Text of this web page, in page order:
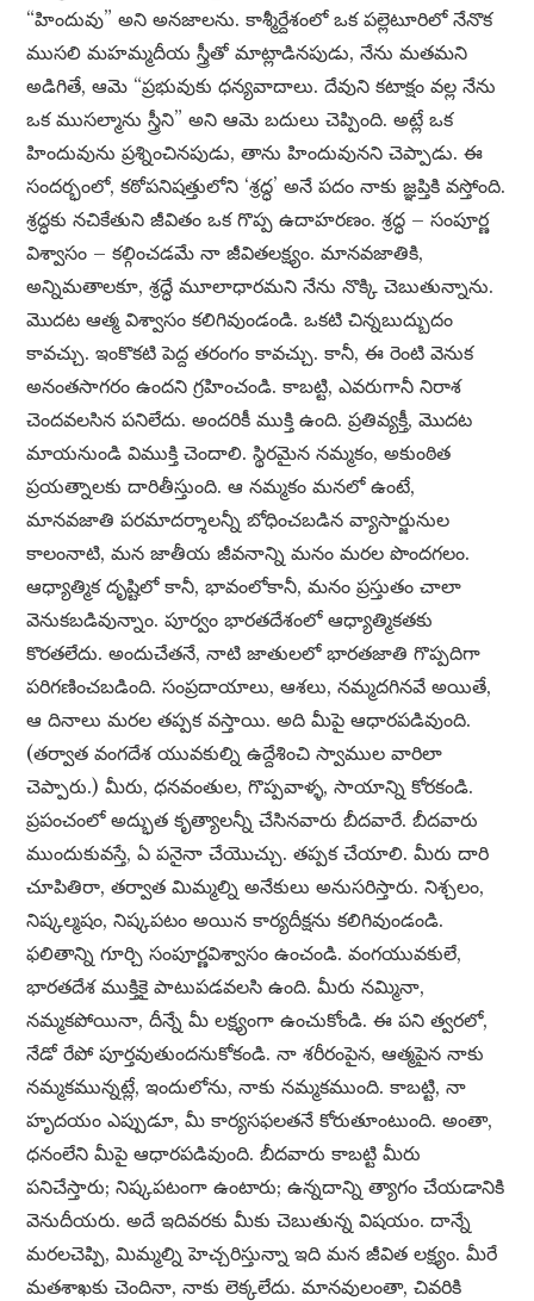
“హిందువు” అని అనజాలను. కాశ్మీర్దేశంలో ఒక పల్లెటూరిలో నేనొక
ముసలి మహమ్మదీయ స్త్రీతో మాట్లాడినపుడు, నేను మతమని
అడిగితే, ఆమె “ప్రభువుకు ధన్యవాదాలు. దేవుని కటాక్షం వల్ల నేను
ఒక ముసల్మాను స్త్రీని” అని ఆమె బదులు చెప్పింది. అట్లే ఒక
హిందువును ప్రశ్నించినపుడు, తాను హిందువునని చెప్పాడు. ఈ
సందర్భంలో, కఠోపనిషత్తులోని ‘శ్రద్ధ’ అనే పదం నాకు జ్ఞప్తికి వస్తోంది.
శ్రద్ధకు నచికేతుని జీవితం ఒక గొప్ప ఉదాహరణం. శ్రద్ధ – సంపూర్ణ
విశ్వాసం – కల్గించడమే నా జీవితలక్ష్యం. మానవజాతికి,
అన్నిమతాలకూ, శ్రద్ధే మూలాధారమని నేను నొక్కి చెబుతున్నాను.
మొదట ఆత్మ విశ్వాసం కలిగివుండండి. ఒకటి చిన్నబుద్బుదం
కావచ్చు. ఇంకొకటి పెద్ద తరంగం కావచ్చు. కానీ, ఈ రెంటి వెనుక
అనంతసాగరం ఉందని గ్రహించండి. కాబట్టి, ఎవరుగానీ నిరాశ
చెందవలసిన పనిలేదు. అందరికీ ముక్తి ఉంది. ప్రతివ్యక్తీ, మొదట
మాయనుండి విముక్తి చెందాలి. స్థిరమైన నమ్మకం, అకుంఠిత
ప్రయత్నాలకు దారితీస్తుంది. ఆ నమ్మకం మనలో ఉంటే,
మానవజాతి పరమాదర్శాలన్నీ బోధించబడిన వ్యాసార్జునుల
కాలంనాటి, మన జాతీయ జీవనాన్ని మనం మరల పొందగలం.
ఆధ్యాత్మిక దృష్టిలో కానీ, భావంలోకానీ, మనం ప్రస్తుతం చాలా
వెనుకబడివున్నాం. పూర్వం భారతదేశంలో ఆధ్యాత్మికతకు
కొరతలేదు. అందుచేతనే, నాటి జాతులలో భారతజాతి గొప్పదిగా
పరిగణించబడింది. సంప్రదాయాలు, ఆశలు, నమ్మదగినవే అయితే,
ఆ దినాలు మరల తప్పక వస్తాయి. అది మీపై ఆధారపడివుంది.
(తర్వాత వంగదేశ యువకుల్ని ఉద్దేశించి స్వాముల వారిలా
చెప్పారు.) మీరు, ధనవంతుల, గొప్పవాళ్ళ, సాయాన్ని కోరకండి.
ప్రపంచంలో అద్భుత కృత్యాలన్నీ చేసినవారు బీదవారే. బీదవారు
ముందుకువస్తే, ఏ పనైనా చేయొచ్చు. తప్పక చేయాలి. మీరు దారి
చూపితిరా, తర్వాత మిమ్మల్ని అనేకులు అనుసరిస్తారు. నిశ్చలం,
నిష్కల్మషం, నిష్కపటం అయిన కార్యదీక్షను కలిగివుండండి.
ఫలితాన్ని గూర్చి సంపూర్ణవిశ్వాసం ఉంచండి. వంగయువకులే,
భారతదేశ ముక్తికై పాటుపడవలసి ఉంది. మీరు నమ్మినా,
నమ్మకపోయినా, దీన్నే మీ లక్ష్యంగా ఉంచుకోండి. ఈ పని త్వరలో,
నేడో రేపో పూర్తవుతుందనుకోకండి. నా శరీరంపైన, ఆత్మపైన నాకు
నమ్మకమున్నట్లే, ఇందులోను, నాకు నమ్మకముంది. కాబట్టి, నా
హృదయం ఎప్పుడూ, మీ కార్యసఫలతనే కోరుతూంటుంది. అంతా,
ధనంలేని మీపై ఆధారపడివుంది. బీదవారు కాబట్టి మీరు
పనిచేస్తారు; నిష్కపటంగా ఉంటారు; ఉన్నదాన్ని త్యాగం చేయడానికి
వెనుదీయరు. అదే ఇదివరకు మీకు చెబుతున్న విషయం. దాన్నే
మరలచెప్పి, మిమ్మల్ని హెచ్చరిస్తున్నా ఇది మన జీవిత లక్ష్యం. మీరే
మతశాఖకు చెందినా, నాకు లెక్కలేదు. మానవులంతా, చివరికి